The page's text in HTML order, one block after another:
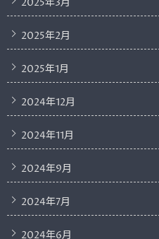
2025年2月
2025年1月
2024年12月
2024年11月
2024年9月
2024年7月
2024年6月